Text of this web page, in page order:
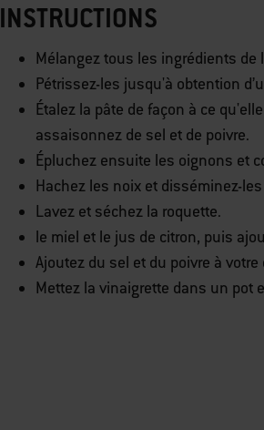
INSTRUCTIONS
Mélangez tous les ingrédients de
Pétrissez-les jusqu'à obtention
Étalez la pâte de façon à ce
assaisonnez de sel et de poivre.
Épluchez ensuite les oignons et
Hachez les noix et disséminez-
Lavez et séchez la roquette.
le miel et le jus de citron, puis
Ajoutez du sel et du poivre à
Mettez la vinaigrette dans un pot